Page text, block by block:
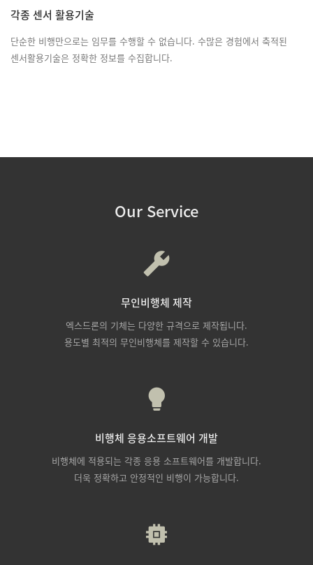
각종 센서 활용기술
단순한 비행만으로는 임무를 수행할 수 없습니다. 수많은 경험에서 축적된
센서활용기술은 정확한 정보를 수집합니다.
Our Service
무인비행체 제작
엑스드론의 기체는 다양한 규격으로 제작됩니다.
용도별 최적의 무인비행체를 제작할 수 있습니다.
비행체 응용소프트웨어 개발
비행체에 적용되는 각종 응용 소프트웨어를 개발합니다.
더욱 정확하고 안정적인 비행이 가능합니다.